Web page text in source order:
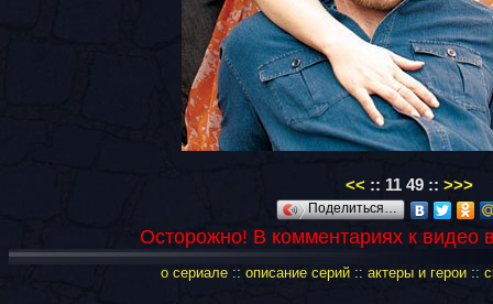
<< :: 11 49 :: >>>
Поделиться…
Осторожно! В комментариях к видео
о сериале:: описание серий:: актеры и герои::